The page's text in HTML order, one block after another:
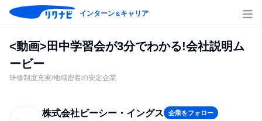
インターン＆キャリア
<動画>田中学習会が3分でわかる!会社説明ム
ービー
研修制度充実/地域密着の安定企業
株式会社ビーシー・イングス 企業をフォロー